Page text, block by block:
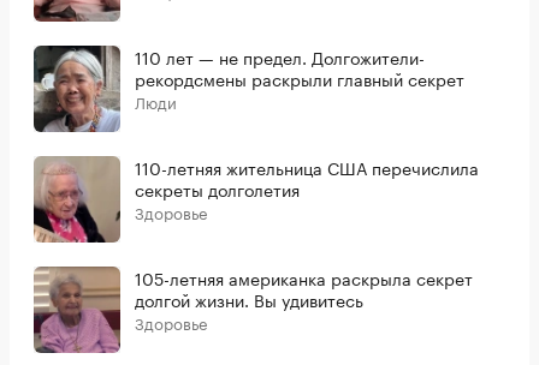
110 лет — не предел. Долгожители-
рекордсмены раскрыли главный секрет
Люди
110-летняя жительница США перечислила
секреты долголетия
Здоровье
105-летняя американка раскрыла секрет
долгой жизни. Вы удивитесь
Здоровье